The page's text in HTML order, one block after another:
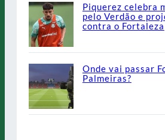
Piquerez celebra
pelo Verdão e
contra o Fortaleza
Onde vai passar
Palmeiras?